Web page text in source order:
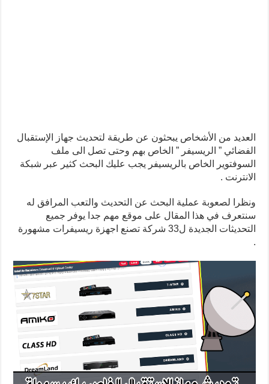
العديد من الأشخاص يبحثون عن طريقة لتحديث جهاز الإستقبال
الفضائي ” الريسيفر ” الخاص بهم وحتى تصل الى ملف
السوفتوير الخاص بالريسيفر يجب عليك البحث كثير عبر شبكة
الانترنت .
ونظرا لصعوبة عملية البحث عن التحديث والتعب المرافق له
سنتعرف في هذا المقال على موقع مهم جدا يوفر جميع
التحديثات الجديدة ل33 شركة تصنع اجهزة ريسيفرات مشهورة
.